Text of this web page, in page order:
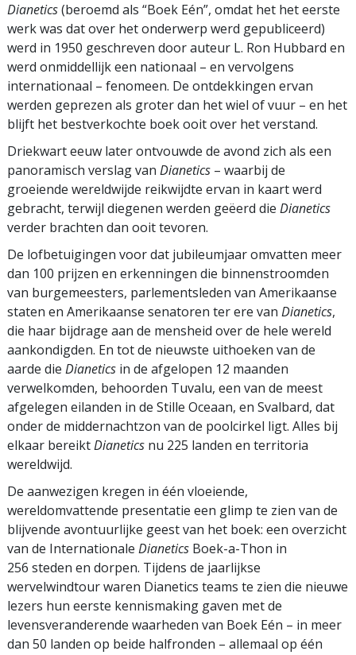
Dianetics(beroemd als “Boek Eén”, omdat het het eerste
werk was dat over het onderwerp werd gepubliceerd)
werd in 1950 geschreven door auteur L. Ron Hubbard en
werd onmiddellijk een nationaal – en vervolgens
internationaal – fenomeen. De ontdekkingen ervan
werden geprezen als groter dan het wiel of vuur – en het
blijft het bestverkochte boek ooit over het verstand.
Driekwart eeuw later ontvouwde de avond zich als een
panoramisch verslag van Dianetics – waarbij de
groeiende wereldwijde reikwijdte ervan in kaart werd
gebracht, terwijl diegenen werden geëerd die Dianetics
verder brachten dan ooit tevoren.
De lofbetuigingen voor dat jubileumjaar omvatten meer
dan 100 prijzen en erkenningen die binnenstroomden
van burgemeesters, parlementsleden van Amerikaanse
staten en Amerikaanse senatoren ter ere van Dianetics,
die haar bijdrage aan de mensheid over de hele wereld
aankondigden. En tot de nieuwste uithoeken van de
aarde die Dianetics in de afgelopen 12 maanden
verwelkomden, behoorden Tuvalu, een van de meest
afgelegen eilanden in de Stille Oceaan, en Svalbard, dat
onder de middernachtzon van de poolcirkel ligt. Alles bij
elkaar bereiktDianetics nu 225 landen en territoria
wereldwijd.
De aanwezigen kregen in één vloeiende,
wereldomvattende presentatie een glimp te zien van de
blijvende avontuurlijke geest van het boek: een overzicht
van de Internationale Dianetics Boek-a-Thon in
256 steden en dorpen. Tijdens de jaarlijkse
wervelwindtour waren Dianetics teams te zien die nieuwe
lezers hun eerste kennismaking gaven met de
levensveranderende waarheden van Boek Eén – in meer
dan 50 landen op beide halfronden – allemaal op één